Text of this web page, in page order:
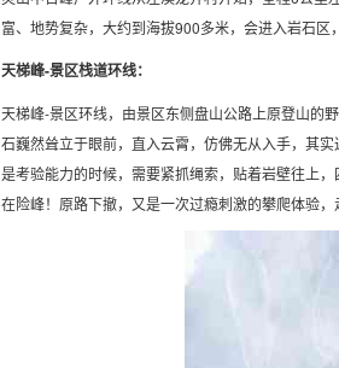
富、地势复杂，大约到海拔900多米，会进入岩石区
天梯峰-景区栈道环线：
天梯峰-景区环线，由景区东侧盘山公路上原登山的
石巍然耸立于眼前，直入云霄，仿佛无从入手，其
是考验能力的时候，需要紧抓绳索，贴着岩壁往上
在险峰！原路下撤，又是一次过瘾刺激的攀爬体验